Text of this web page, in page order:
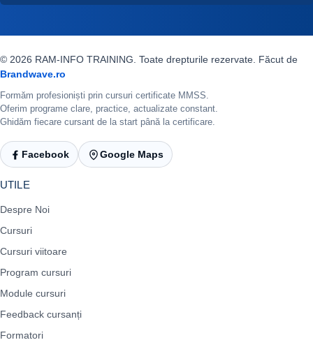
© 2026 RAM-INFO TRAINING. Toate drepturile rezervate. Făcut de
Brandwave.ro
Formăm profesioniști prin cursuri certificate MMSS.
Oferim programe clare, practice, actualizate constant.
Ghidăm fiecare cursant de la start până la certificare.
Facebook Google Maps
UTILE
Despre Noi
Cursuri
Cursuri viitoare
Program cursuri
Module cursuri
Feedback cursanți
Formatori